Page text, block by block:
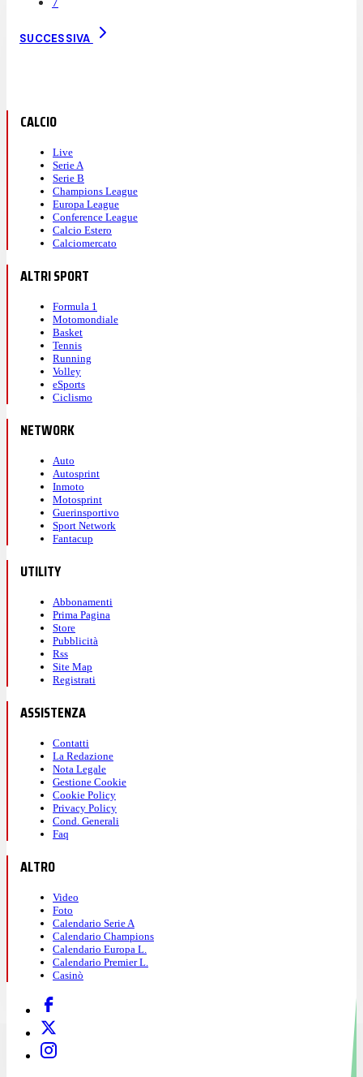
SUCCESSIVA
CALCIO
Live
Serie A
Serie B
Champions League
Europa League
Conference League
Calcio Estero
Calciomercato
ALTRI SPORT
Formula 1
Motomondiale
Basket
Tennis
Running
Volley
eSports
Ciclismo
NETWORK
Auto
Autosprint
Inmoto
Motosprint
Guerinsportivo
Sport Network
Fantacup
UTILITY
Abbonamenti
Prima Pagina
Store
Pubblicità
Rss
Site Map
Registrati
ASSISTENZA
Contatti
La Redazione
Nota Legale
Gestione Cookie
Cookie Policy
Privacy Policy
Cond. Generali
Faq
ALTRO
Video
Foto
Calendario Serie A
Calendario Champions
Calendario Europa L.
Calendario Premier L.
Casinò